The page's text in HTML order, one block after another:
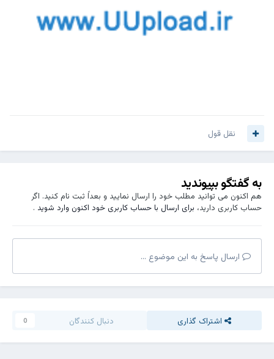
نقل قول
به گفتگو بپیوندید
هم اکنون می توانید مطلب خود را ارسال نمایید و بعداً ثبت نام کنید. اگر
حساب کاربری دارید، برای ارسال با حساب کاربری خود اکنون وارد شوید.
ارسال پاسخ به این موضوع ...
اشتراک گذاری دنبال کنندگان 0